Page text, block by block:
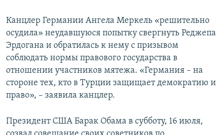
Все сайты RFE/RL
Канцлер Германии Ангела Меркель «решительно
осудила» неудавшуюся попытку свергнуть Реджепа
Эрдогана и обратилась к нему с призывом
соблюдать нормы правового государства в
отношении участников мятежа. «Германия – на
стороне тех, кто в Турции защищает демократию и
право», – заявила канцлер.
Президент США Барак Обама в субботу, 16 июля,